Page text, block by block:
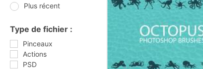
Plus récent
Type de fichier :
Pinceaux
Actions
PSD